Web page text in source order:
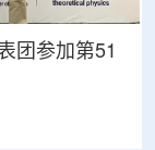
团参加第51